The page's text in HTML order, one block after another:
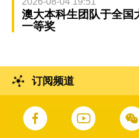
澳大本科生团队于全国
一等奖
订阅频道